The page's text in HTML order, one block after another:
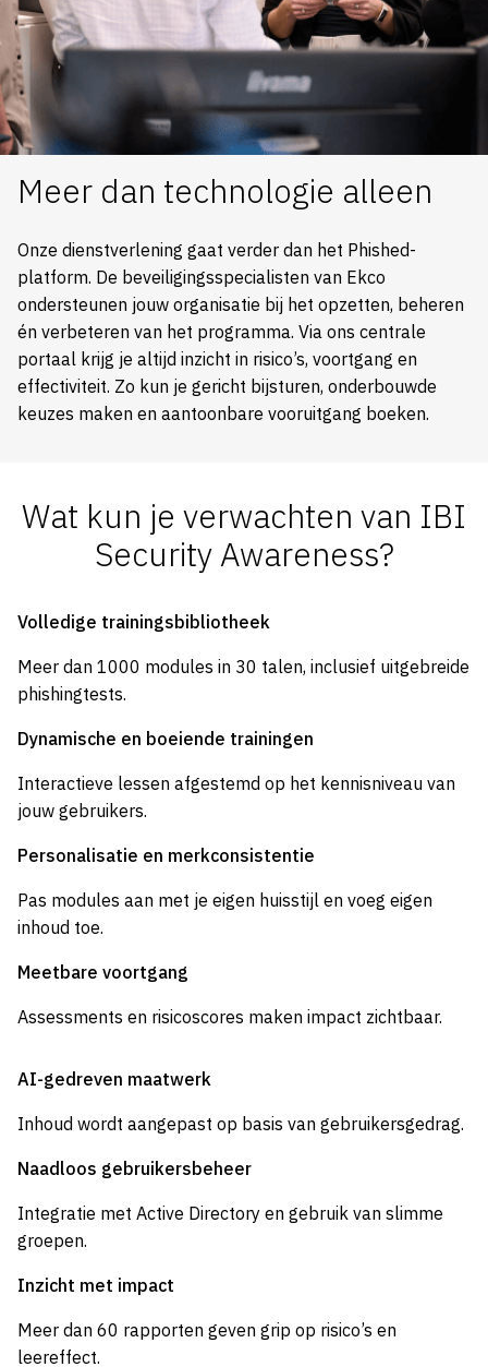
Meer dan technologie alleen
Onze dienstverlening gaat verder dan het Phished-
platform. De beveiligingsspecialisten van Ekco
ondersteunen jouw organisatie bij het opzetten, beheren
én verbeteren van het programma. Via ons centrale
portaal krijg je altijd inzicht in risico’s, voortgang en
effectiviteit. Zo kun je gericht bijsturen, onderbouwde
keuzes maken en aantoonbare vooruitgang boeken.
Wat kun je verwachten van IBI
Security Awareness?
Volledige trainingsbibliotheek
Meer dan 1000 modules in 30 talen, inclusief uitgebreide
phishingtests.
Dynamische en boeiende trainingen
Interactieve lessen afgestemd op het kennisniveau van
jouw gebruikers.
Personalisatie en merkconsistentie
Pas modules aan met je eigen huisstijl en voeg eigen
inhoud toe.
Meetbare voortgang
Assessments en risicoscores maken impact zichtbaar.
AI-gedreven maatwerk
Inhoud wordt aangepast op basis van gebruikersgedrag.
Naadloos gebruikersbeheer
Integratie met Active Directory en gebruik van slimme
groepen.
Inzicht met impact
Meer dan 60 rapporten geven grip op risico’s en
leereffect.